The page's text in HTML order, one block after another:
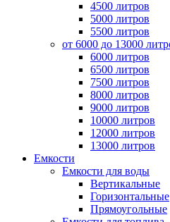
4500 литров
5000 литров
5500 литров
от 6000 до 13000
6000 литров
6500 литров
7500 литров
8000 литров
9000 литров
10000 литров
12000 литров
13000 литров
Емкости
Емкости для воды
Вертикальные
Горизонтальные
Прямоугольные